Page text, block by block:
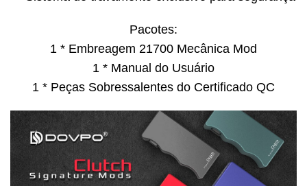
Pacotes:
1 * Embreagem 21700 Mecânica Mod
1 * Manual do Usuário
1 * Peças Sobressalentes do Certificado QC